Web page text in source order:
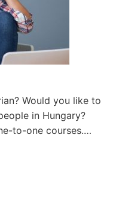
Would you like to
in Hungary?
to-one courses.…